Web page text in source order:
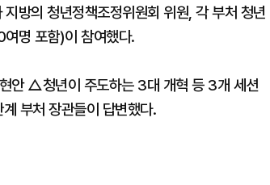
방의 청년정책조정위원회 위원, 각 부처 청년
명 포함)이 참여했다.
안 △청년이 주도하는 3대 개혁 등 3개 세션
부처 장관들이 답변했다.